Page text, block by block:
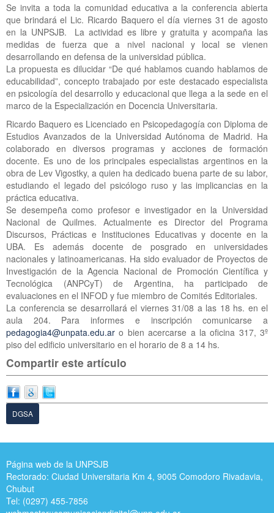
Se invita a toda la comunidad educativa a la conferencia abierta
que brindará el Lic. Ricardo Baquero el día viernes 31 de agosto
en la UNPSJB. La actividad es libre y gratuita y acompaña las
medidas de fuerza que a nivel nacional y local se vienen
desarrollando en defensa de la universidad pública.
La propuesta es dilucidar “De qué hablamos cuando hablamos de
educabilidad”, concepto trabajado por este destacado especialista
en psicología del desarrollo y educacional que llega a la sede en el
marco de la Especialización en Docencia Universitaria.
Ricardo Baquero es Licenciado en Psicopedagogía con Diploma de
Estudios Avanzados de la Universidad Autónoma de Madrid. Ha
colaborado en diversos programas y acciones de formación
docente. Es uno de los principales especialistas argentinos en la
obra de Lev Vigostky, a quien ha dedicado buena parte de su labor,
estudiando el legado del psicólogo ruso y las implicancias en la
práctica educativa.
Se desempeña como profesor e investigador en la Universidad
Nacional de Quilmes. Actualmente es Director del Programa
Discursos, Prácticas e Instituciones Educativas y docente en la
UBA. Es además docente de posgrado en universidades
nacionales y latinoamericanas. Ha sido evaluador de Proyectos de
Investigación de la Agencia Nacional de Promoción Científica y
Tecnológica (ANPCyT) de Argentina, ha participado de
evaluaciones en el INFOD y fue miembro de Comités Editoriales.
La conferencia se desarrollará el viernes 31/08 a las 18 hs. en el
aula 204. Para informes e inscripción comunicarse a
pedagogia4@unpata.edu.ar o bien acercarse a la oficina 317, 3º
piso del edificio universitario en el horario de 8 a 14 hs.
Compartir este artículo
DGSA
Página web de la UNPSJB
Rectorado: Ciudad Universitaria Km 4, 9005 Comodoro Rivadavia,
Chubut
Tel: (0297) 455-7856